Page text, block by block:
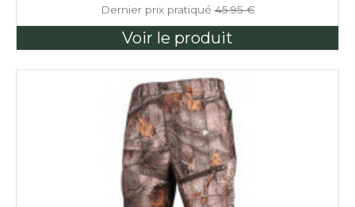
Dernier prix pratiqué45.95 €
Voir le produit